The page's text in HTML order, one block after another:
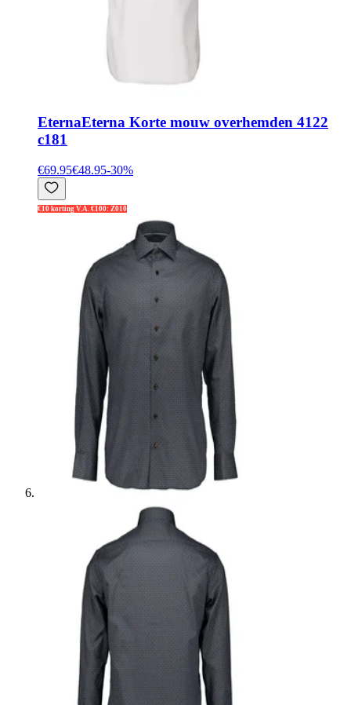
EternaEterna Korte mouw overhemden 4122
c181
€69.95€48.95-30%
€10 korting V.A. €100: Z010